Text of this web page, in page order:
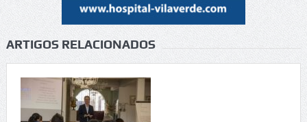
ARTIGOS RELACIONADOS